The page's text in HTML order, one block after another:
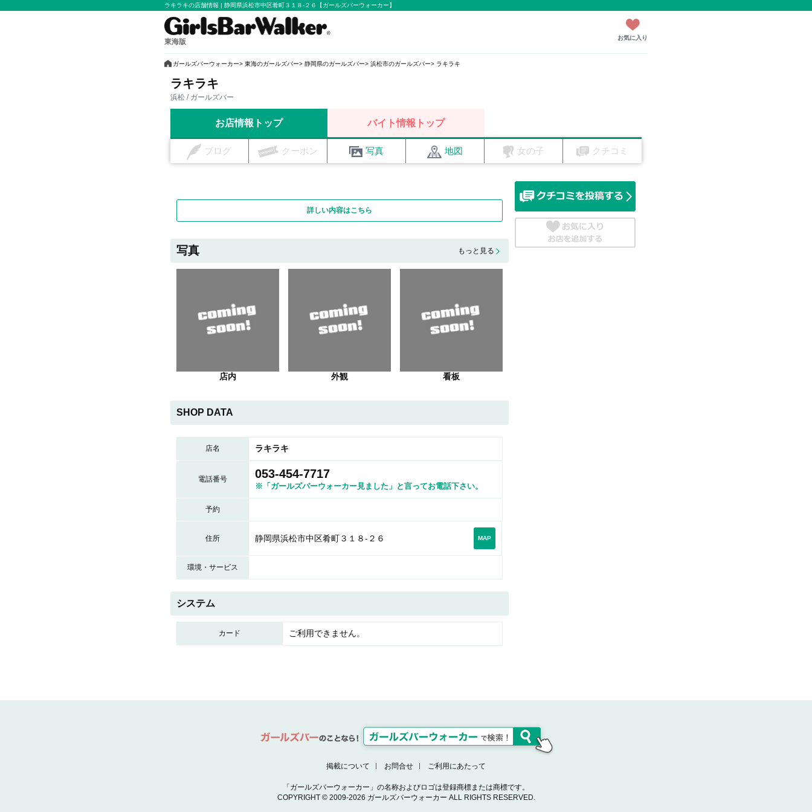
ラキラキの店舗情報 | 静岡県浜松市中区肴町３１８-２６【ガールズバーウォーカー】
東海版 お気に入り
ガールズバーウォーカー 東海のガールズバー 静岡県のガールズバー 浜松市のガールズバー ラキラキ
ラキラキ
浜松 / ガールズバー
お店情報トップ バイト情報トップ
ブログ クーポン 写真 地図 女の子 クチコミ
詳しい内容はこちら
写真 もっと見る
店内 外観 看板
SHOP DATA
店名 ラキラキ
電話番号 053-454-7717
※「ガールズバーウォーカー見ました」と言ってお電話下さい。
予約
住所 静岡県浜松市中区肴町３１８-２６ MAP
環境・サービス
システム
カード ご利用できません。
掲載について お問合せ ご利用にあたって
「ガールズバーウォーカー」の名称およびロゴは登録商標または商標です。
COPYRIGHT © 2009-2026 ガールズバーウォーカー ALL RIGHTS RESERVED.